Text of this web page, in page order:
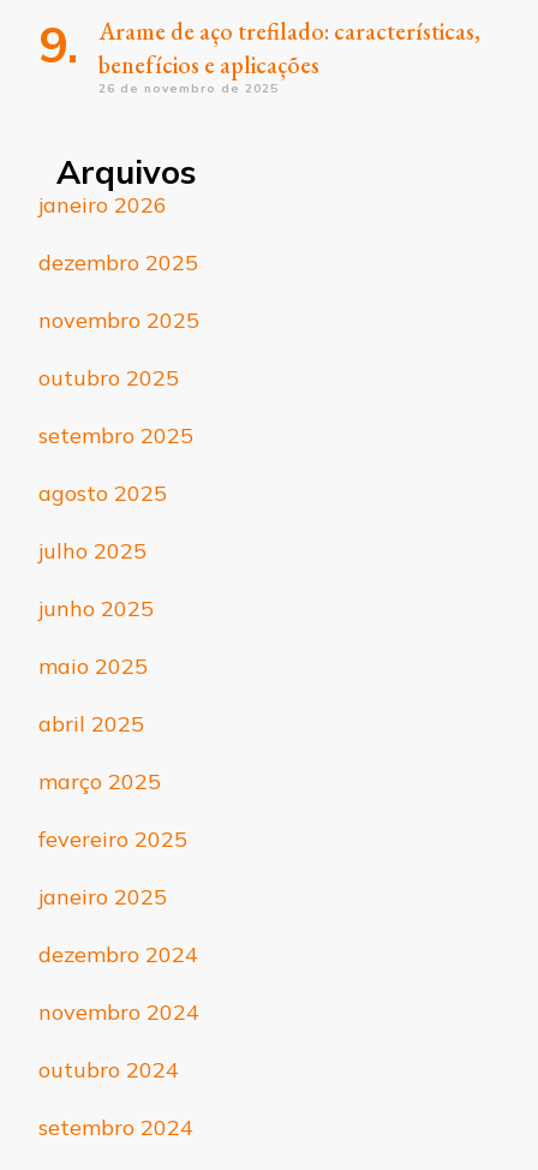
Arame de aço trefilado: características,
benefícios e aplicações
26 de novembro de 2025
Arquivos
janeiro 2026
dezembro 2025
novembro 2025
outubro 2025
setembro 2025
agosto 2025
julho 2025
junho 2025
maio 2025
abril 2025
março 2025
fevereiro 2025
janeiro 2025
dezembro 2024
novembro 2024
outubro 2024
setembro 2024